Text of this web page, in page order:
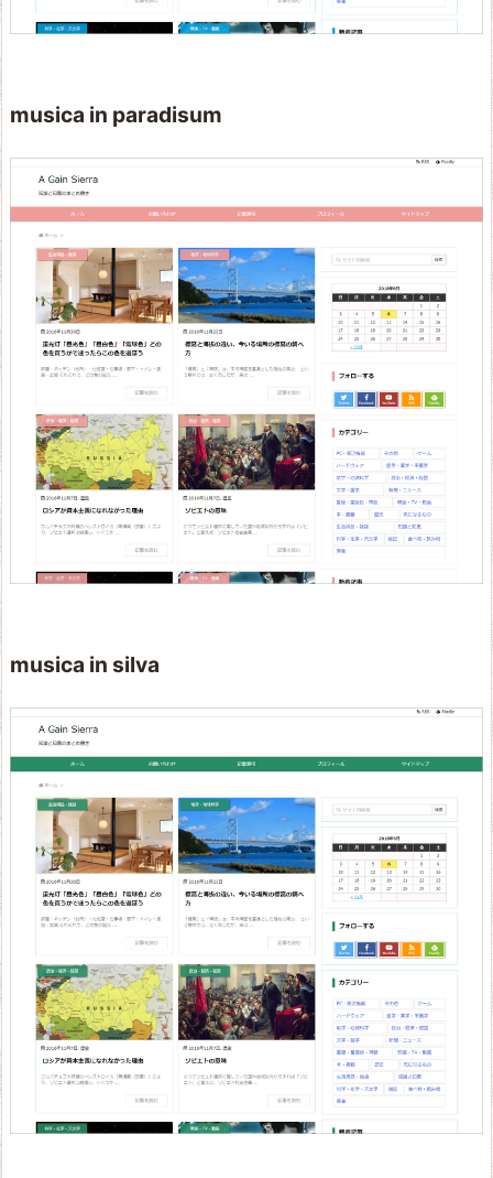
musica in paradisum
musica in silva